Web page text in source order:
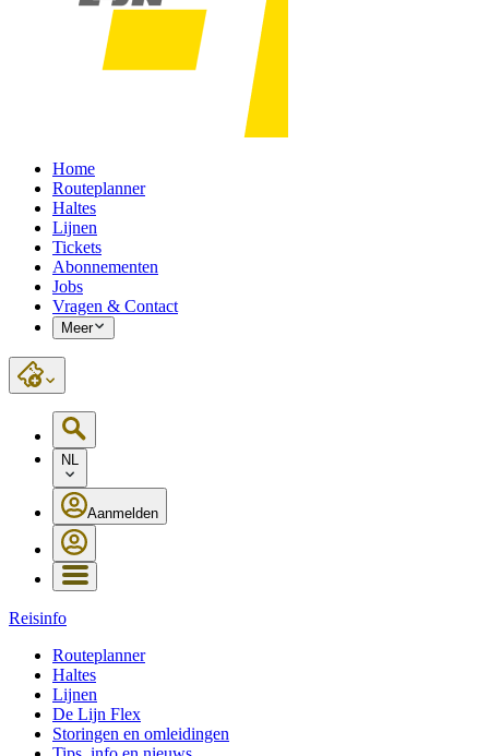
Home
Routeplanner
Haltes
Lijnen
Tickets
Abonnementen
Jobs
Vragen & Contact
Meer
NL
Aanmelden
Reisinfo
Routeplanner
Haltes
Lijnen
De Lijn Flex
Storingen en omleidingen